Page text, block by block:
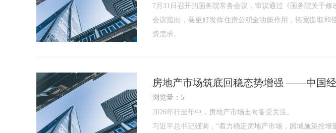
7月31日召开的国务院常务会议，审议通过《国务院关于修
会议指出，要更好发挥住房公积金功能作用，拓宽提取
费需求。
房地产市场筑底回稳态势增强 ——中国
浏览量：5
2026年行至年中，房地产市场走向备受关注。
习近平总书记强调，“着力稳定房地产市场，因城施策控增